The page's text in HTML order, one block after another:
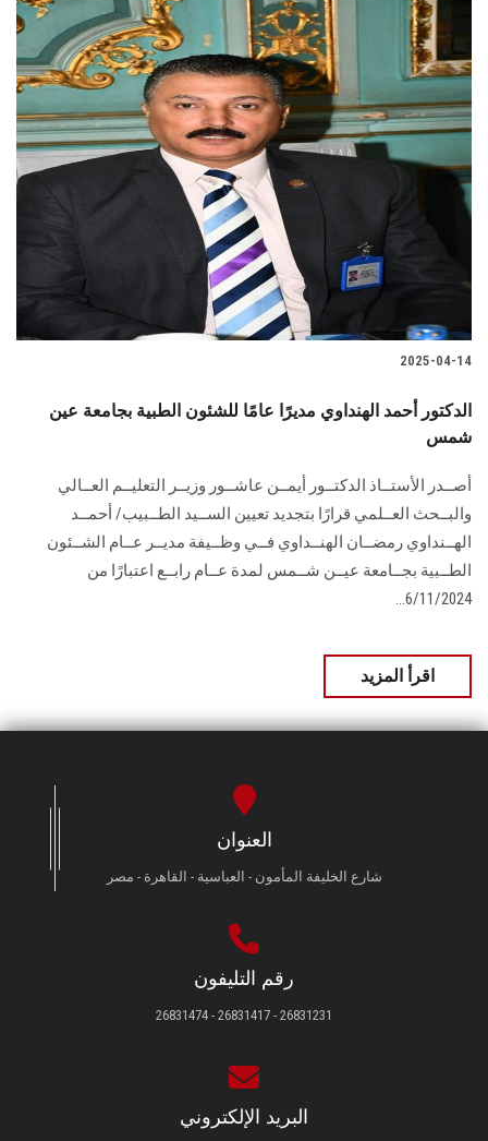
الأنظمة الذكية
الإعلام
تواصل معنا
الطلاب
هيئة التدريس
الدراسات العليا
الزائـرون
سجل الان
2025-04-14
الدكتور أحمد الهنداوي مديرًا عامًا للشئون الطبية بجامعة عين
شمس
أصــدر الأستــاذ الدكتــور أيمــن عاشــور وزيــر التعليــم العــالي
والبــحث العــلمي قرارًا بتجديد تعيين الســيد الطــبيب/ أحمــد
الهــنداوي رمضــان الهنــداوي فــي وظــيفة مديــر عــام الشــئون
الطــبية بجــامعة عيــن شــمس لمدة عــام رابــع اعتبارًا من
6/11/2024...
اقرأ المزيد
العنوان
شارع الخليفة المأمون - العباسية - القاهرة - مصر
رقم التليفون
26831231 - 26831417 - 26831474
البريد الإلكتروني